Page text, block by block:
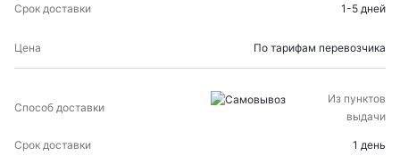
1-5 дней
По тарифам перевозчика
Из пунктов
выдачи
1 день